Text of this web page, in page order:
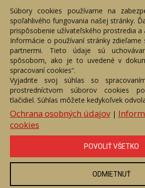
Bezplatné poradenstvo
Adresa
Nižný Hrušov 333, 094 22,
Slovenská republika
+421 905 356 921
+421 905 959 101
eantik@eantik.sk
Kontakt
Biografie autorov
eAntik.sk © 2007 - 2026
Akékoľvek používanie obrazových a
Súbory cookies používame na
spoľahlivého fungovania našej stránky.
prispôsobenie užívateľského prostredia a
Informácie o používaní stránky zdieľame
partnermi. Tieto údaje sú
spôsobom, ako je to uvedené v
spracovaní cookies“.
Vyjadrite svoj súhlas so
prostredníctvom súborov cookies
tlačidiel. Súhlas môžete kedykoľvek
Ochrana osobných údajov|
cookies
POVOLIŤ VŠETKO
ODMIETNUŤ